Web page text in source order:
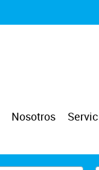
Nosotros